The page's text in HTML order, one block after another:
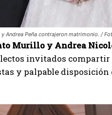
Andrea Peña contrajeron matrimonio. /
Murillo y Andrea
invitados compartir
y palpable disposición